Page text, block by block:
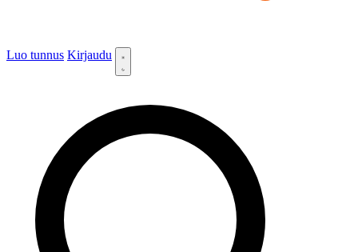
Luo tunnus Kirjaudu